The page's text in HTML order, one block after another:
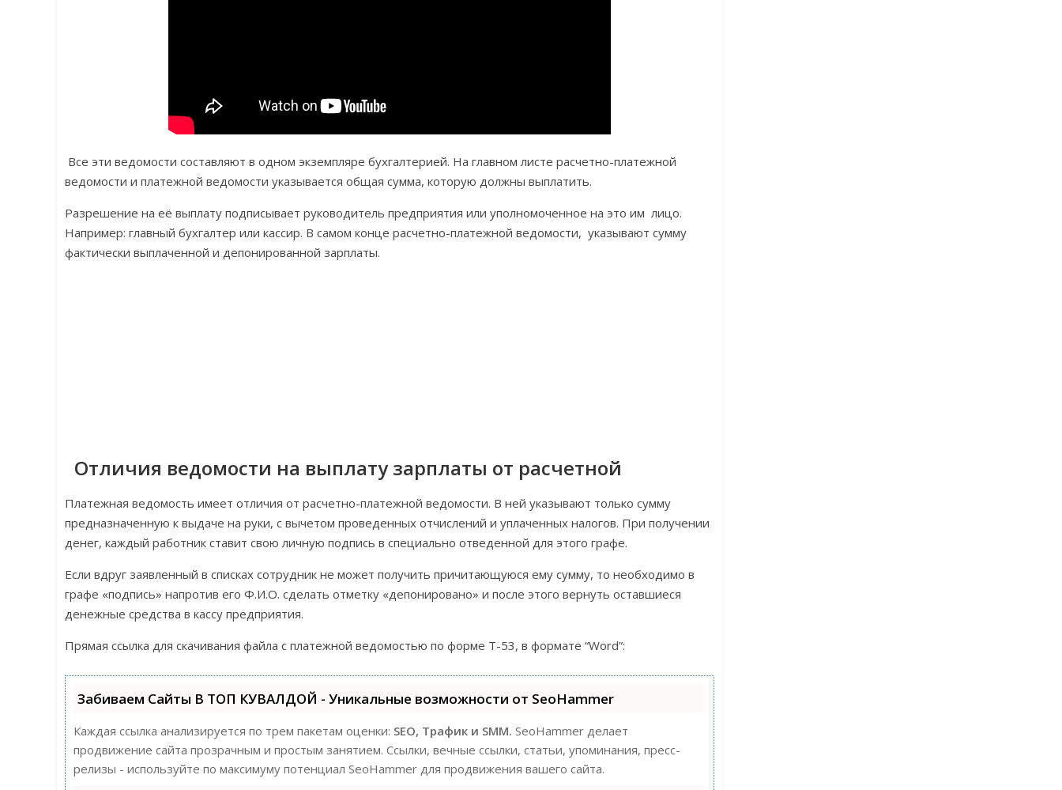
Все эти ведомости составляют в одном экземпляре бухгалтерией. На главном листе расчетно-платежной
ведомости и платежной ведомости указывается общая сумма, которую должны выплатить.
Разрешение на её выплату подписывает руководитель предприятия или уполномоченное на это им лицо.
Например: главный бухгалтер или кассир. В самом конце расчетно-платежной ведомости, указывают сумму
фактически выплаченной и депонированной зарплаты.
Отличия ведомости на выплату зарплаты от расчетной
Платежная ведомость имеет отличия от расчетно-платежной ведомости. В ней указывают только сумму
предназначенную к выдаче на руки, с вычетом проведенных отчислений и уплаченных налогов. При получении
денег, каждый работник ставит свою личную подпись в специально отведенной для этого графе.
Если вдруг заявленный в списках сотрудник не может получить причитающуюся ему сумму, то необходимо в
графе «подпись» напротив его Ф.И.О. сделать отметку «депонировано» и после этого вернуть оставшиеся
денежные средства в кассу предприятия.
Прямая ссылка для скачивания файла с платежной ведомостью по форме Т-53, в формате “Word”:
Забиваем Сайты В ТОП КУВАЛДОЙ - Уникальные возможности от SeoHammer
Каждая ссылка анализируется по трем пакетам оценки: SEO, Трафик и SMM. SeoHammer делает
продвижение сайта прозрачным и простым занятием. Ссылки, вечные ссылки, статьи, упоминания, пресс-
релизы - используйте по максимуму потенциал SeoHammer для продвижения вашего сайта.